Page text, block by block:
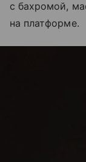
с бахромой,
на платформе.